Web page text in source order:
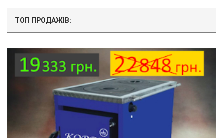
ТОП ПРОДАЖІВ: